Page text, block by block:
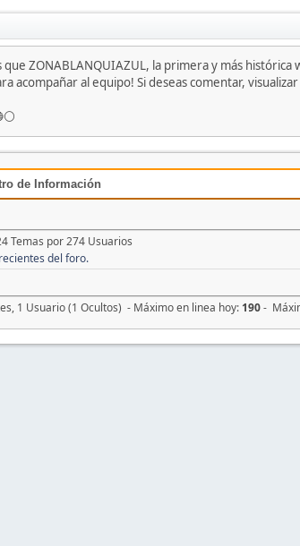
que ZONABLANQUIAZUL, la primera y más
acompañar al equipo! Si deseas comentar,
de Información
Temas por 274 Usuarios
del foro.
1 Usuario (1 Ocultos) - Máximo en linea hoy: 190-